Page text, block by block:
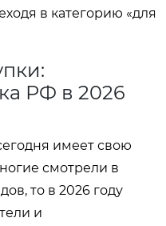
в категорию «для
РФ в 2026
имеет свою
смотрели в
то в 2026 году
и